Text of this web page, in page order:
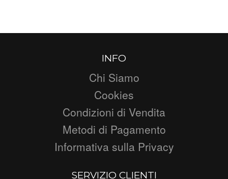
INFO
Chi Siamo
Cookies
Condizioni di Vendita
Metodi di Pagamento
Informativa sulla Privacy
SERVIZIO CLIENTI